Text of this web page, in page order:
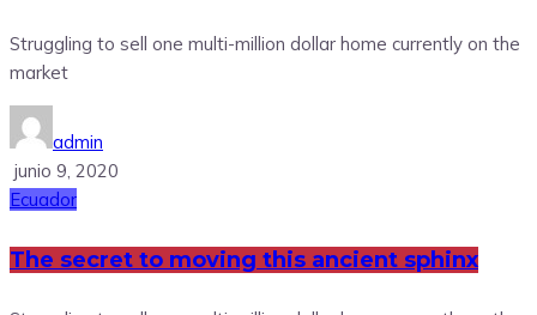
Struggling to sell one multi-million dollar home currently on the
market
admin
junio 9, 2020
Ecuador
The secret to moving this ancient sphinx